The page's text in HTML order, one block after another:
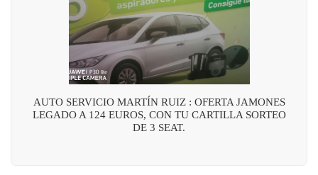
AUTO SERVICIO MARTÍN RUIZ : OFERTA JAMONES
LEGADO A 124 EUROS, CON TU CARTILLA SORTEO
DE 3 SEAT.